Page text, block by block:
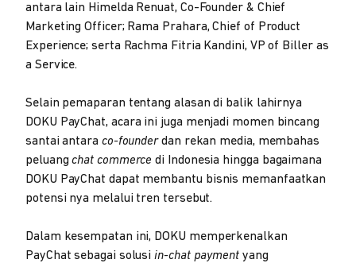
antara lain Himelda Renuat, Co-Founder & Chief
Marketing Officer; Rama Prahara, Chief of Product
Experience; serta Rachma Fitria Kandini, VP of Biller as
a Service.
Selain pemaparan tentang alasan di balik lahirnya
DOKU PayChat, acara ini juga menjadi momen bincang
santai antara co-founderdan rekan media, membahas
peluangchat commerce di Indonesia hingga bagaimana
DOKU PayChat dapat membantu bisnis memanfaatkan
potensi nya melalui tren tersebut.
Dalam kesempatan ini, DOKU memperkenalkan
PayChat sebagai solusiin-chat paymentyang